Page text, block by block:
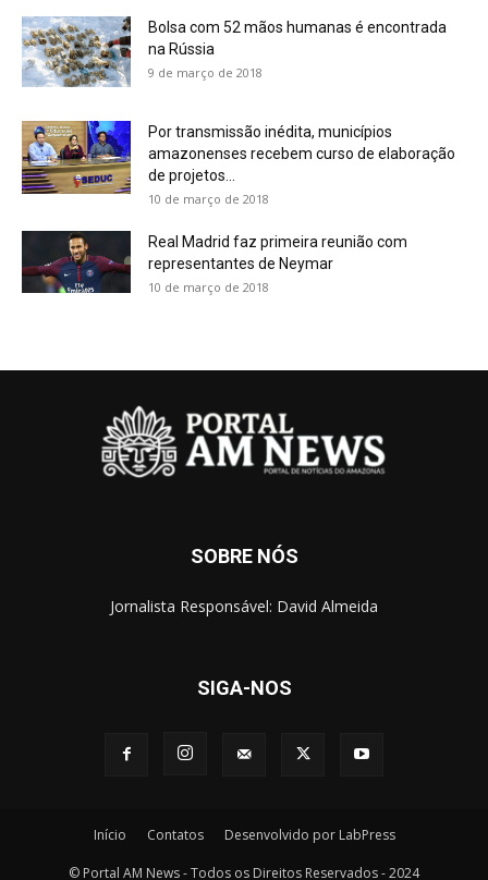
Bolsa com 52 mãos humanas é encontrada
na Rússia
9 de março de 2018
Por transmissão inédita, municípios
amazonenses recebem curso de elaboração
de projetos...
10 de março de 2018
Real Madrid faz primeira reunião com
representantes de Neymar
10 de março de 2018
SOBRE NÓS
Jornalista Responsável: David Almeida
SIGA-NOS
Início Contatos Desenvolvido por LabPress
© Portal AM News - Todos os Direitos Reservados - 2024